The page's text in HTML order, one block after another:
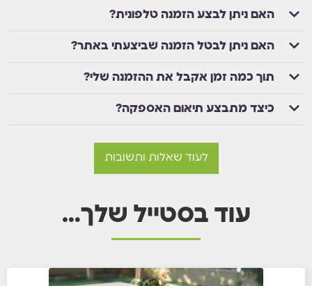
האם ניתן לבצע הזמנה טלפונית?
האם ניתן לבטל הזמנה שביצעתי באתר?
תוך כמה זמן אקבל את ההזמנה שלי?
כיצד מתבצע תיאום האספקה?
לעוד שאלות ותשובות
עוד בסטייל שלך…